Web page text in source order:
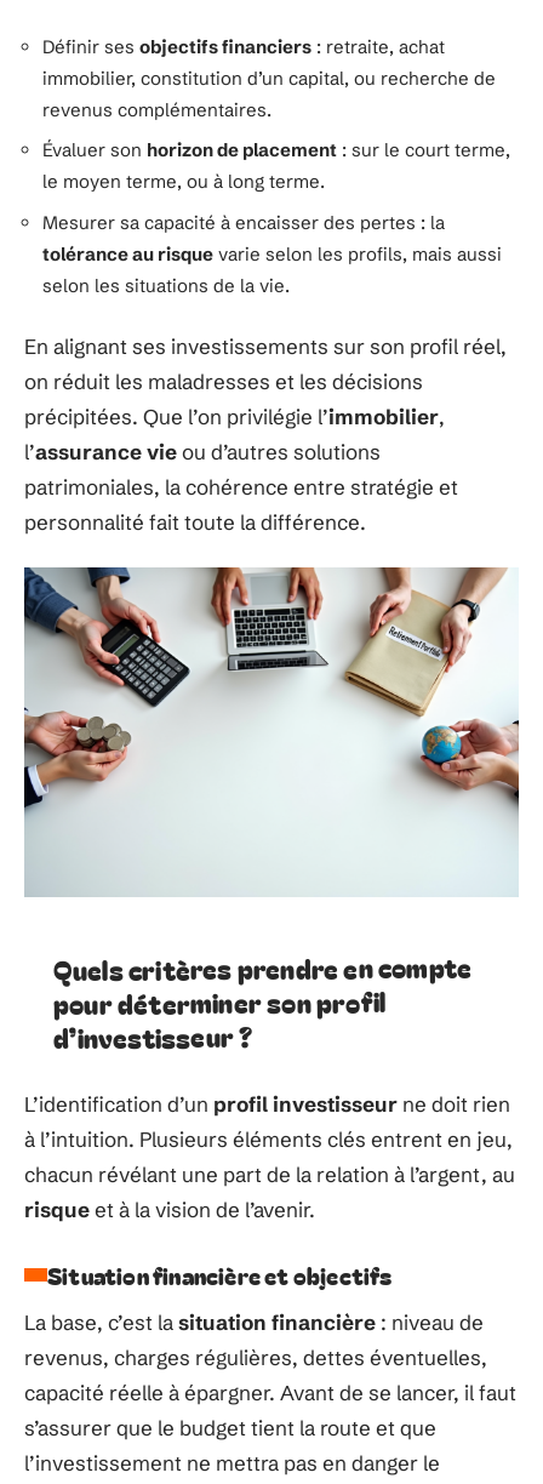
Définir ses objectifs financiers : retraite, achat
immobilier, constitution d’un capital, ou recherche de
revenus complémentaires.
Évaluer son horizon de placement : sur le court terme,
le moyen terme, ou à long terme.
Mesurer sa capacité à encaisser des pertes : la
tolérance au risque varie selon les profils, mais aussi
selon les situations de la vie.
En alignant ses investissements sur son profil réel,
on réduit les maladresses et les décisions
précipitées. Que l’on privilégie l’immobilier,
l’assurance vieou d’autres solutions
patrimoniales, la cohérence entre stratégie et
personnalité fait toute la différence.
Quels critères prendre en compte
pour déterminer son profil
d’investisseur ?
L’identification d’un profil investisseur ne doit rien
à l’intuition. Plusieurs éléments clés entrent en jeu,
chacun révélant une part de la relation à l’argent, au
risqueet à la vision de l’avenir.
Situation financière et objectifs
La base, c’est lasituation financière : niveau de
revenus, charges régulières, dettes éventuelles,
capacité réelle à épargner. Avant de se lancer, il faut
s’assurer que le budget tient la route et que
l’investissement ne mettra pas en danger le